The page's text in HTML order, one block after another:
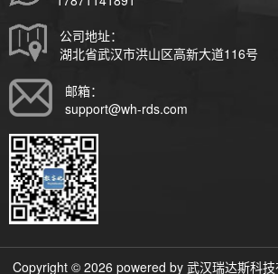
公司地址：
湖北省武汉市洪山区高新大道116号
邮箱：
support@wh-rds.com
Copyright © 2026 powered by 武汉瑞达斯科技